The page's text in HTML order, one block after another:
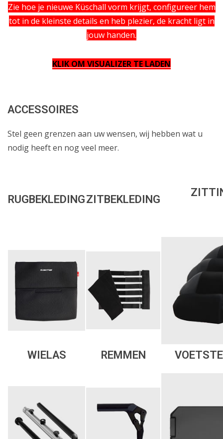
Zie hoe je nieuwe Küschall vorm krijgt, configureer hem
tot in de kleinste details en heb plezier, de kracht ligt in
jouw handen.
KLIK OM VISUALIZER TE LADEN
ACCESSOIRES
Stel geen grenzen aan uw wensen, wij hebben wat u
nodig heeft en nog veel meer.
RUGBEKLEDINGZITBEKLEDING
WIELAS REMMEN